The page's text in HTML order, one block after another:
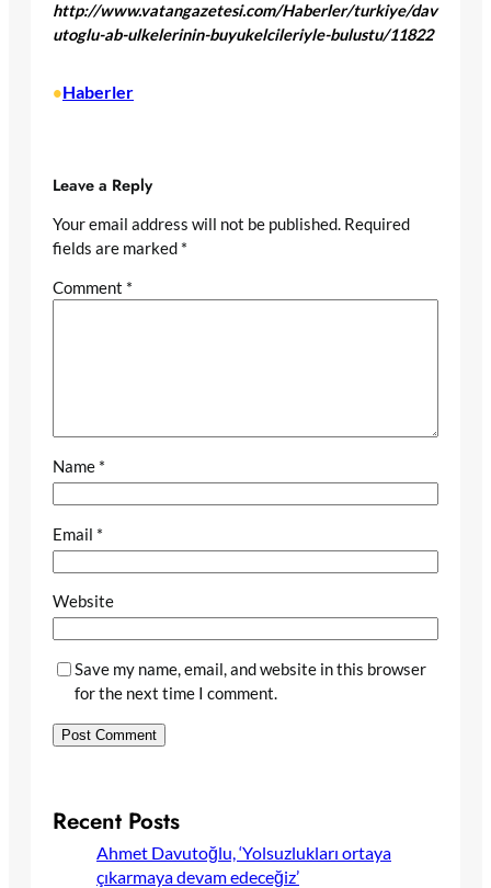
http://www.vatangazetesi.com/Haberler/turkiye/dav
utoglu-ab-ulkelerinin-buyukelcileriyle-bulustu/11822
•Haberler
Leave a Reply
Your email address will not be published. Required
fields are marked *
Comment *
Name *
Email *
Website
Save my name, email, and website in this browser
for the next time I comment.
Recent Posts
Ahmet Davutoğlu, ‘Yolsuzlukları ortaya
çıkarmaya devam edeceğiz’